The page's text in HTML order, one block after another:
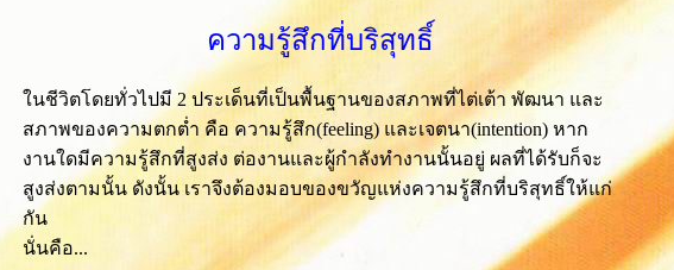
ความรู้สึกที่บริสุทธิ์
ในชีวิตโดยทั่วไปมี 2 ประเด็นที่เป็นพื้นฐานของสภาพที่ไต่เต้า พัฒนา และ
สภาพของความตกต่ำ คือ ความรู้สึก(feeling) และเจตนา(intention) หาก
งานใดมีความรู้สึกที่สูงส่ง ต่องานและผู้กำลังทำงานนั้นอยู่ ผลที่ได้รับก็จะ
สูงส่งตามนั้น ดังนั้น เราจึงต้องมอบของขวัญแห่งความรู้สึกที่บริสุทธิ์ให้แก่
กัน
นั่นคือ...